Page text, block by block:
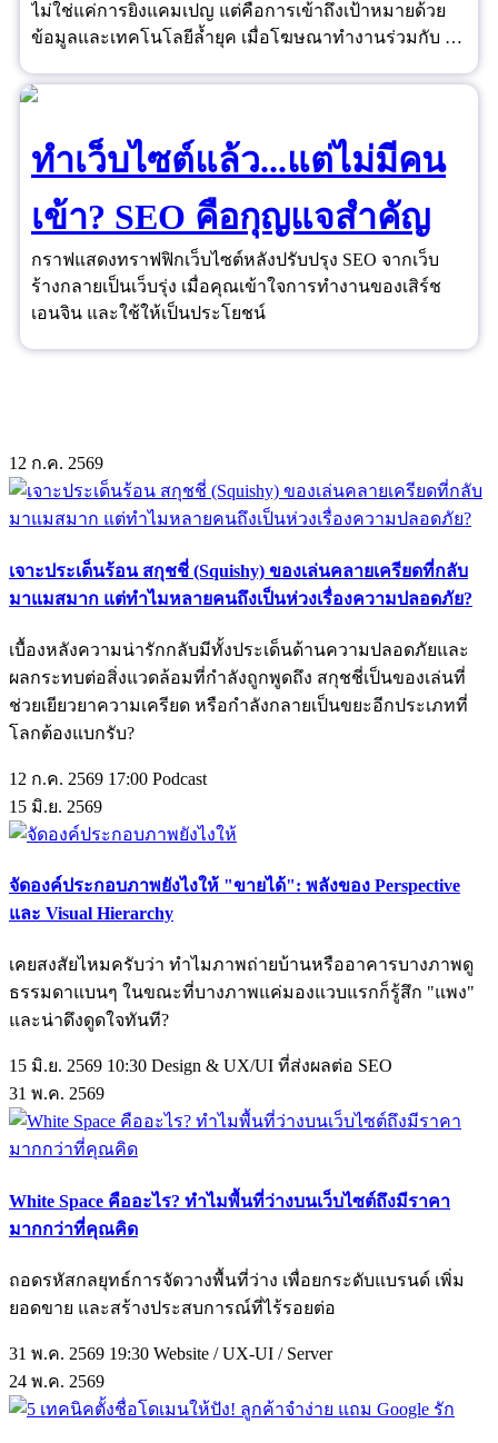
ไม่ใช่แค่การยิงแคมเปญ แต่คือการเข้าถึงเป้าหมายด้วย
ข้อมูลและเทคโนโลยีล้ำยุค เมื่อโฆษณาทำงานร่วมกับ AI
ดวงอีกต่อไป
ทำเว็บไซต์แล้ว...แต่ไม่มีคน
เข้า? SEO คือกุญแจสำคัญ
กราฟแสดงทราฟฟิกเว็บไซต์หลังปรับปรุง SEO จากเว็บ
ร้างกลายเป็นเว็บรุ่ง เมื่อคุณเข้าใจการทำงานของเสิร์ช
เอนจิน และใช้ให้เป็นประโยชน์
12 ก.ค. 2569
เจาะประเด็นร้อน สกุชชี่ (Squishy) ของเล่นคลายเครียดที่กลับ
มาแมสมาก แต่ทำไมหลายคนถึงเป็นห่วงเรื่องความปลอดภัย?
เบื้องหลังความน่ารักกลับมีทั้งประเด็นด้านความปลอดภัยและ
ผลกระทบต่อสิ่งแวดล้อมที่กำลังถูกพูดถึง สกุชชี่เป็นของเล่นที่
ช่วยเยียวยาความเครียด หรือกำลังกลายเป็นขยะอีกประเภทที่
โลกต้องแบกรับ?
12 ก.ค. 2569 17:00 Podcast
15 มิ.ย. 2569
จัดองค์ประกอบภาพยังไงให้ "ขายได้": พลังของ Perspective
และ Visual Hierarchy
เคยสงสัยไหมครับว่า ทำไมภาพถ่ายบ้านหรืออาคารบางภาพดู
ธรรมดาแบนๆ ในขณะที่บางภาพแค่มองแวบแรกก็รู้สึก "แพง"
และน่าดึงดูดใจทันที?
15 มิ.ย. 2569 10:30 Design & UX/UI ที่ส่งผลต่อ SEO
31 พ.ค. 2569
White Space คืออะไร? ทำไมพื้นที่ว่างบนเว็บไซต์ถึงมีราคา
มากกว่าที่คุณคิด
ถอดรหัสกลยุทธ์การจัดวางพื้นที่ว่าง เพื่อยกระดับแบรนด์ เพิ่ม
ยอดขาย และสร้างประสบการณ์ที่ไร้รอยต่อ
31 พ.ค. 2569 19:30 Website / UX-UI / Server
24 พ.ค. 2569